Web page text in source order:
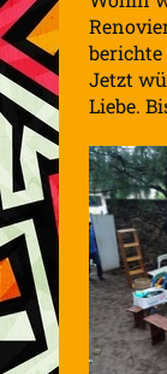
berichte
Jetzt
Liebe.